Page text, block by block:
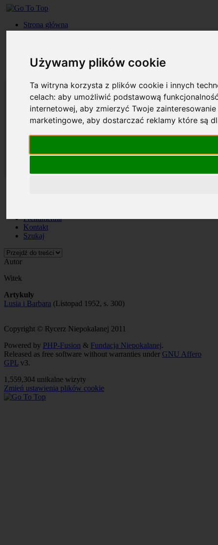
Używamy plików cookie
Ta witryna korzysta z plików cookie i innych
celach:aby umożliwić podstawową
internetowej,aby zmierzyć Twoje
marketingowe,aby dostarczać reklamy które są
Strona główna
Roczniki
Kontakt
Szukaj
Prenumerata
Kontakt
Szukaj
Autor
Witek
Artykuły
Lusia i Barbara (Listopad 1952, s. 300)
Copyright © Rycerz Niepokalanej 2011
Powered by PHP-Fusion & Fundacja Niepokalanej.
Released as free software without warranties under GNU Affero
GPL v3.
1,559,304 unikalne wizyty
Zmień ustawienia plików cookie